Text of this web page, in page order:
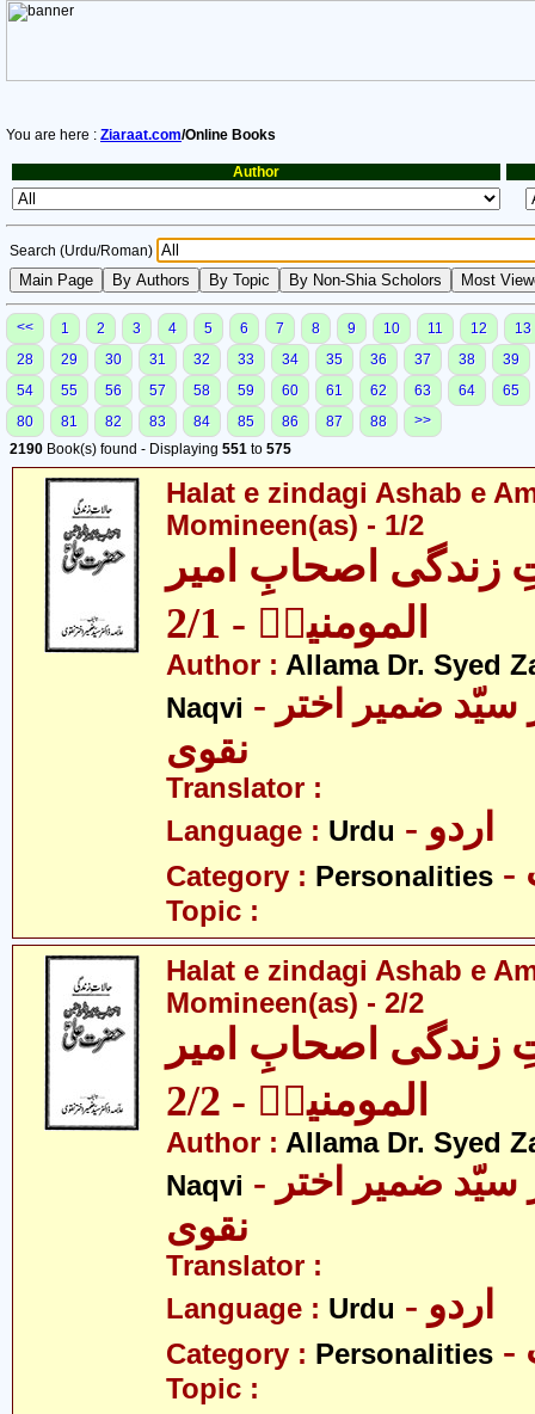
You are here : Ziaraat.com/Online Books
Author
Search (Urdu/Roman)
<< 1 2 3 4 5 6 7 8 9 10 11 12
13
28
29 30 31 32 33 34 35 36 37 38
39
54
55 56 57 58 59 60 61 62 63 64
65
80
81 82 83 84 85 86 87 88
>>
2190 Book(s) found - Displaying 551 to 575
Halat e zindagi Ashab e
Momineen(as) - 1/2
زندگی اصحابِ امیر
المومنینؑ - 2/1
Author : Allama Dr. Syed
Naqvi - علامہ ڈاکٹر سیّد ضمیر اختر
نقوی
Translator :
Language : Urdu - اردو
Category : Personalities
Topic :
Halat e zindagi Ashab e
Momineen(as) - 2/2
زندگی اصحابِ امیر
المومنینؑ - 2/2
Author : Allama Dr. Syed
Naqvi - علامہ ڈاکٹر سیّد ضمیر اختر
نقوی
Translator :
Language : Urdu - اردو
Category : Personalities
Topic :